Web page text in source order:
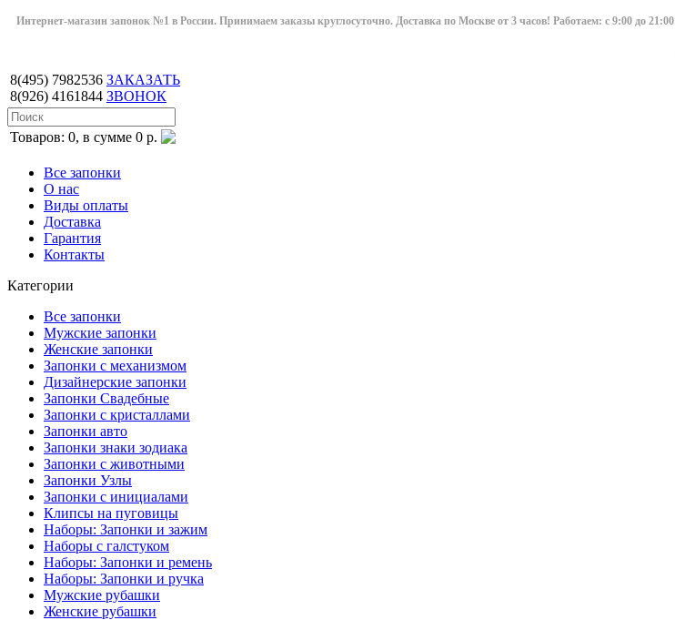
Интернет-магазин запонок №1 в России. Принимаем заказы круглосуточно. Доставка по Москве от 3 часов! Работаем: с 9:00 до 21:00
8(495) 7982536
8(926) 4161844
ЗАКАЗАТЬ
ЗВОНОК
Товаров: 0, в сумме 0 р.
Все запонки
О нас
Виды оплаты
Доставка
Гарантия
Контакты
Категории
Все запонки
Мужские запонки
Женские запонки
Запонки с механизмом
Дизайнерские запонки
Запонки Свадебные
Запонки с кристаллами
Запонки авто
Запонки знаки зодиака
Запонки с животными
Запонки Узлы
Запонки с инициалами
Клипсы на пуговицы
Наборы: Запонки и зажим
Наборы с галстуком
Наборы: Запонки и ремень
Наборы: Запонки и ручка
Мужские рубашки
Женские рубашки